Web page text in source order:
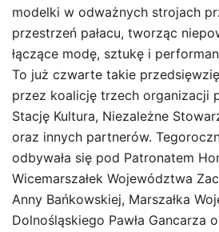
modelki w odważnych strojach
przestrzeń pałacu, tworząc
łączące modę, sztukę i
To już czwarte takie
przez koalicję trzech organizacji
Stację Kultura, Niezależne
oraz innych partnerów.
odbywała się pod Patronatem
Wicemarszałek Województwa
Anny Bańkowskiej, Marszałka
Dolnośląskiego Pawła Gancarza